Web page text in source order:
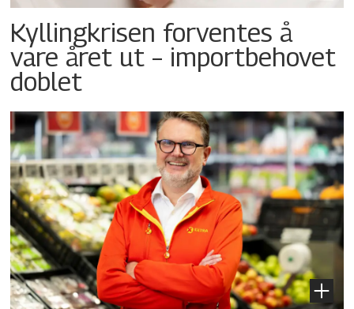
Kyllingkrisen forventes å
vare året ut – importbehovet
doblet